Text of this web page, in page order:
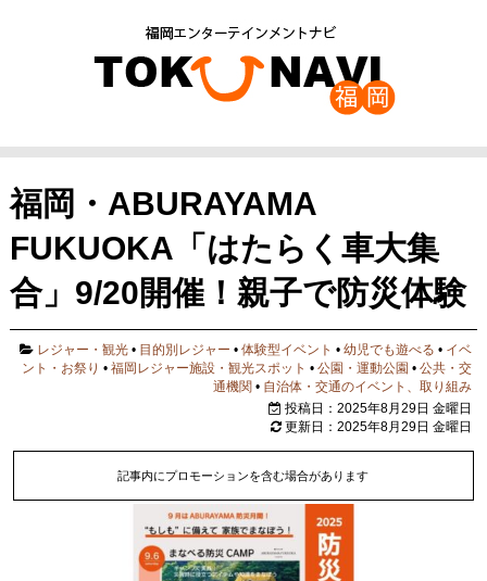
福岡・ABURAYAMA
FUKUOKA「はたらく車大集
合」9/20開催！親子で防災体験
レジャー・観光 • 目的別レジャー •体験型イベント •幼児でも遊べる • イベ
ント・お祭り •福岡レジャー施設・観光スポット •公園・運動公園 •公共・交
通機関 • 自治体・交通のイベント、取り組み
投稿日：2025年8月29日 金曜日
更新日：2025年8月29日 金曜日
記事内にプロモーションを含む場合があります